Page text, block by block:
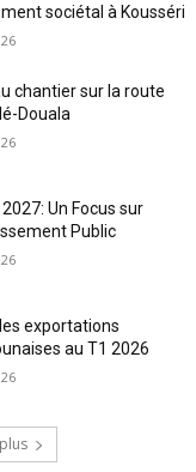
sociétal à Kousséri
chantier sur la route
Douala
Un Focus sur
Public
exportations
au T1 2026